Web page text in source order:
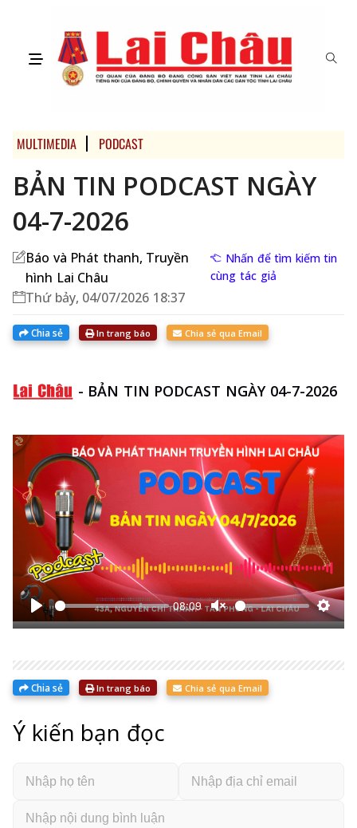
MULTIMEDIA PODCAST
BẢN TIN PODCAST NGÀY
04-7-2026
Báo và Phát thanh, Truyền
hình Lai Châu
Nhấn để tìm kiếm tin
cùng tác giả
Thứ bảy, 04/07/2026 18:37
Chia sẻ In trang báo Chia sẻ qua Email
- BẢN TIN PODCAST NGÀY 04-7-2026
Bắt
08:09
Unmute
Thiết
Chia sẻ In trang báo Chia sẻ qua Email
Ý kiến bạn đọc